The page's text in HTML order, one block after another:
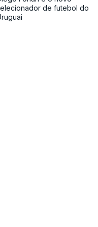
de futebol do